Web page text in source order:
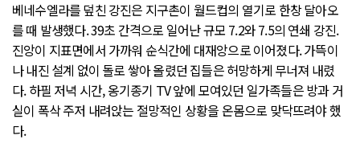
베네수엘라를 덮친 강진은 지구촌이 월드컵의 열기로 한창 달아오
를 때 발생했다. 39초 간격으로 일어난 규모 7.2와 7.5의 연쇄 강진.
진앙이 지표면에서 가까워 순식간에 대재앙으로 이어졌다. 가뜩이
나 내진 설계 없이 돌로 쌓아 올렸던 집들은 허망하게 무너져 내렸
다. 하필 저녁 시간, 옹기종기 TV 앞에 모여있던 일가족들은 방과 거
실이 폭삭 주저 내려앉는 절망적인 상황을 온몸으로 맞닥뜨려야 했
다.